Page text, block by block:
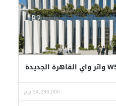
عياده للبيع 171م في مول W55 واتر واي القاهرة الجديدة
34,230,000 ج.م